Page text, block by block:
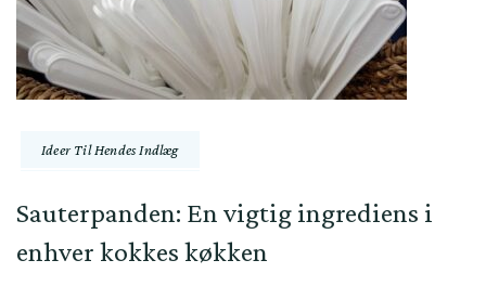
Ideer Til Hendes Indlæg
Sauterpanden: En vigtig ingrediens i
enhver kokkes køkken